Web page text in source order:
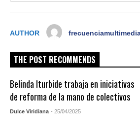
AUTHOR
THE POST RECOMMENDS
Belinda Iturbide trabaja en iniciativas
de reforma de la mano de colectivos
Dulce Viridiana - 25/04/2025